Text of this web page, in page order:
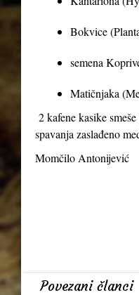
Bokvice
semena
Matičnjaka
2 kafene kasike
spavanja zaslađeno
Momčilo Antonijević
Povezani članci